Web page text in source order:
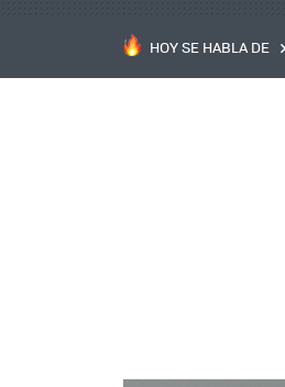
HOY SE HABLA DE